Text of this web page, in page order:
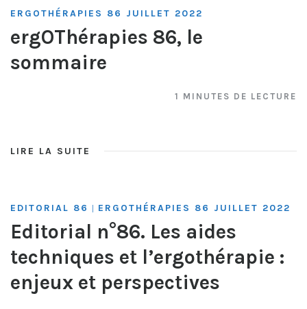
ERGOTHÉRAPIES 86 JUILLET 2022
ergOThérapies 86, le
sommaire
1 MINUTES DE LECTURE
LIRE LA SUITE
EDITORIAL 86 | ERGOTHÉRAPIES 86 JUILLET 2022
Editorial n°86. Les aides
techniques et l’ergothérapie :
enjeux et perspectives